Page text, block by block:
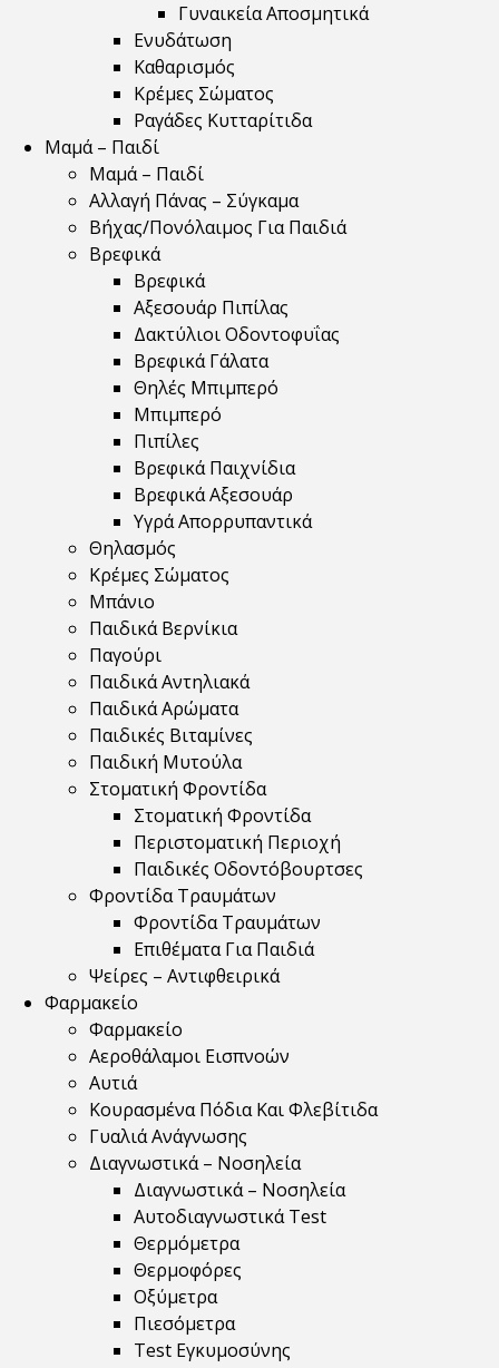
Γυναικεία Αποσμητικά
Ενυδάτωση
Καθαρισμός
Κρέμες Σώματος
Ραγάδες Κυτταρίτιδα
Μαμά – Παιδί
Μαμά – Παιδί
Αλλαγή Πάνας – Σύγκαμα
Βήχας/Πονόλαιμος Για Παιδιά
Βρεφικά
Βρεφικά
Αξεσουάρ Πιπίλας
Δακτύλιοι Οδοντοφυΐας
Βρεφικά Γάλατα
Θηλές Μπιμπερό
Μπιμπερό
Πιπίλες
Βρεφικά Παιχνίδια
Βρεφικά Αξεσουάρ
Υγρά Απορρυπαντικά
Θηλασμός
Κρέμες Σώματος
Μπάνιο
Παιδικά Βερνίκια
Παγούρι
Παιδικά Αντηλιακά
Παιδικά Αρώματα
Παιδικές Βιταμίνες
Παιδική Μυτούλα
Στοματική Φροντίδα
Στοματική Φροντίδα
Περιστοματική Περιοχή
Παιδικές Οδοντόβουρτσες
Φροντίδα Τραυμάτων
Φροντίδα Τραυμάτων
Επιθέματα Για Παιδιά
Ψείρες – Αντιφθειρικά
Φαρμακείο
Φαρμακείο
Αεροθάλαμοι Εισπνοών
Αυτιά
Κουρασμένα Πόδια Και Φλεβίτιδα
Γυαλιά Ανάγνωσης
Διαγνωστικά – Νοσηλεία
Διαγνωστικά – Νοσηλεία
Αυτοδιαγνωστικά Test
Θερμόμετρα
Θερμοφόρες
Οξύμετρα
Πιεσόμετρα
Test Εγκυμοσύνης